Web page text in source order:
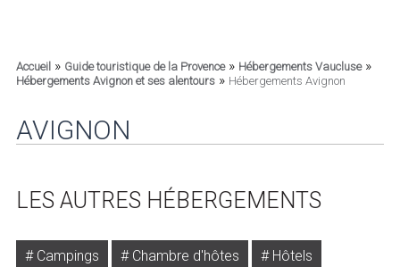
Accueil» Guide touristique de la Provence» Hébergements Vaucluse»
Hébergements Avignon et ses alentours» Hébergements Avignon
AVIGNON
LES AUTRES HÉBERGEMENTS
Campings Chambre d'hôtes Hôtels